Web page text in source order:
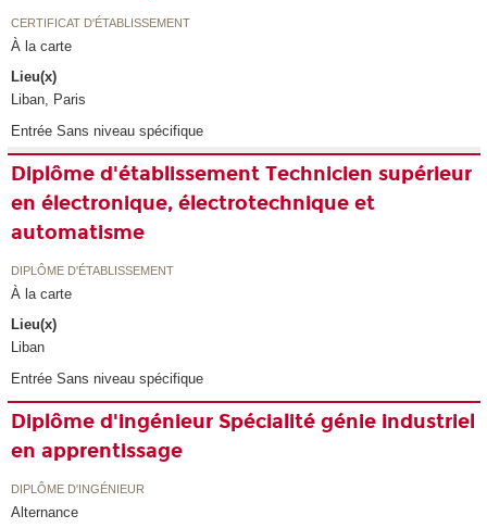
CERTIFICAT D'ÉTABLISSEMENT
À la carte
Lieu(x)
Liban, Paris
Entrée Sans niveau spécifique
Diplôme d'établissement Technicien supérieur
en électronique, électrotechnique et
automatisme
DIPLÔME D'ÉTABLISSEMENT
À la carte
Lieu(x)
Liban
Entrée Sans niveau spécifique
Diplôme d'ingénieur Spécialité génie industriel
en apprentissage
DIPLÔME D'INGÉNIEUR
Alternance